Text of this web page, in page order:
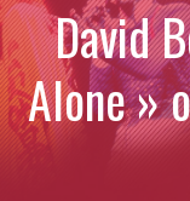
David
Alone »